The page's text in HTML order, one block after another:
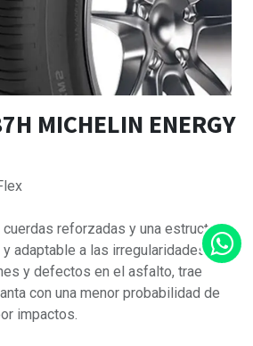
MICHELIN ENERGY
cuerdas reforzadas y una estructura
adaptable a las irregularidades del
y defectos en el asfalto, trae
con una menor probabilidad de
impactos.